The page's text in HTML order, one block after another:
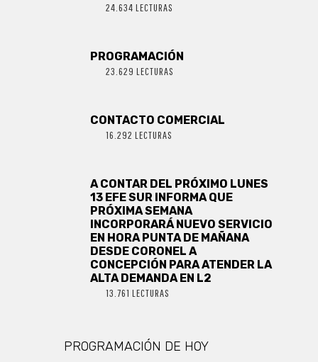
24.634 LECTURAS
PROGRAMACIÓN
23.629 LECTURAS
CONTACTO COMERCIAL
16.292 LECTURAS
A CONTAR DEL PRÓXIMO LUNES
13 EFE SUR INFORMA QUE
PRÓXIMA SEMANA
INCORPORARÁ NUEVO SERVICIO
EN HORA PUNTA DE MAÑANA
DESDE CORONEL A
CONCEPCIÓN PARA ATENDER LA
ALTA DEMANDA EN L2
13.761 LECTURAS
PROGRAMACIÓN DE HOY